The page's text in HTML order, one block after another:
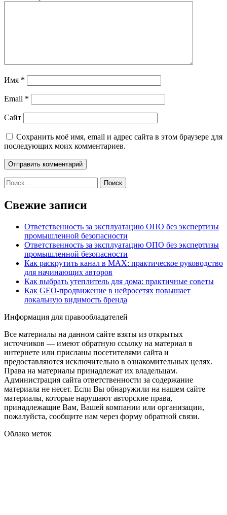
Имя *
Email *
Сайт
Сохранить моё имя, email и адрес сайта в этом браузере для
последующих моих комментариев.
Найти:
Свежие записи
Ответственность за эксплуатацию ОПО без экспертизы
промышленной безопасности
Ответственность за эксплуатацию ОПО без экспертизы
промышленной безопасности
Как раскрутить канал в MAX: практическое руководство
для начинающих авторов
Как выбрать утеплитель для дома: практичные советы
Как GEO‑продвижение в нейросетях повышает
локальную видимость бренда
Информация для правообладателей
Все материалы на данном сайте взяты из открытых
источников — имеют обратную ссылку на материал в
интернете или присланы посетителями сайта и
предоставляются исключительно в ознакомительных целях.
Права на материалы принадлежат их владельцам.
Администрация сайта ответственности за содержание
материала не несет. Если Вы обнаружили на нашем сайте
материалы, которые нарушают авторские права,
принадлежащие Вам, Вашей компании или организации,
пожалуйста, сообщите нам через форму обратной связи.
Облако меток